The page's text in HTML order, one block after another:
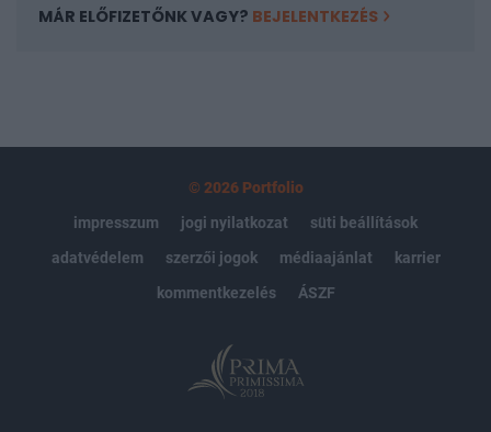
MÁR ELŐFIZETŐNK VAGY? BEJELENTKEZÉS
© 2026 Portfolio
impresszum
jogi nyilatkozat
süti beállítások
adatvédelem
szerzői jogok médiaajánlat
karrier
kommentkezelés
ÁSZF